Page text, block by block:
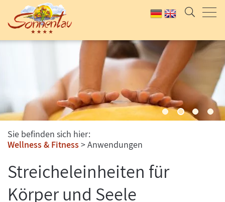
Sie befinden sich hier:
Wellness & Fitness
Anwendungen
Streicheleinheiten für
Körper und Seele